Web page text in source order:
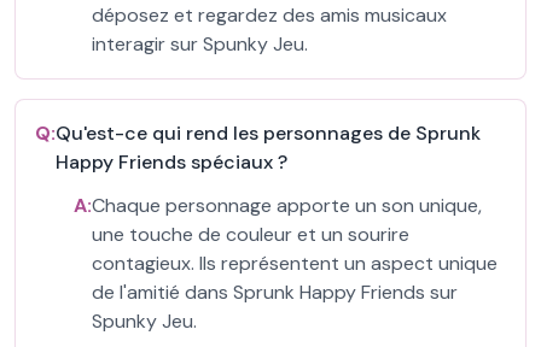
déposez et regardez des amis musicaux
interagir sur Spunky Jeu.
Q:Qu'est-ce qui rend les personnages de Sprunk
Happy Friends spéciaux ?
A:Chaque personnage apporte un son unique,
une touche de couleur et un sourire
contagieux. Ils représentent un aspect unique
de l'amitié dans Sprunk Happy Friends sur
Spunky Jeu.